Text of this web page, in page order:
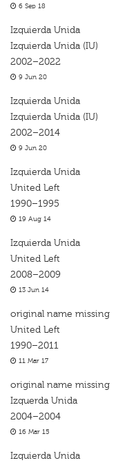
6 Sep 18
Izquierda Unida
Izquierda Unida (IU)
2002–2022
9 Jun 20
Izquierda Unida
Izquierda Unida (IU)
2002–2014
9 Jun 20
Izquierda Unida
United Left
1990–1995
19 Aug 14
Izquierda Unida
United Left
2008–2009
13 Jun 14
original name missing
United Left
1990–2011
11 Mar 17
original name missing
Izquerda Unida
2004–2004
16 Mar 15
Izquierda Unida